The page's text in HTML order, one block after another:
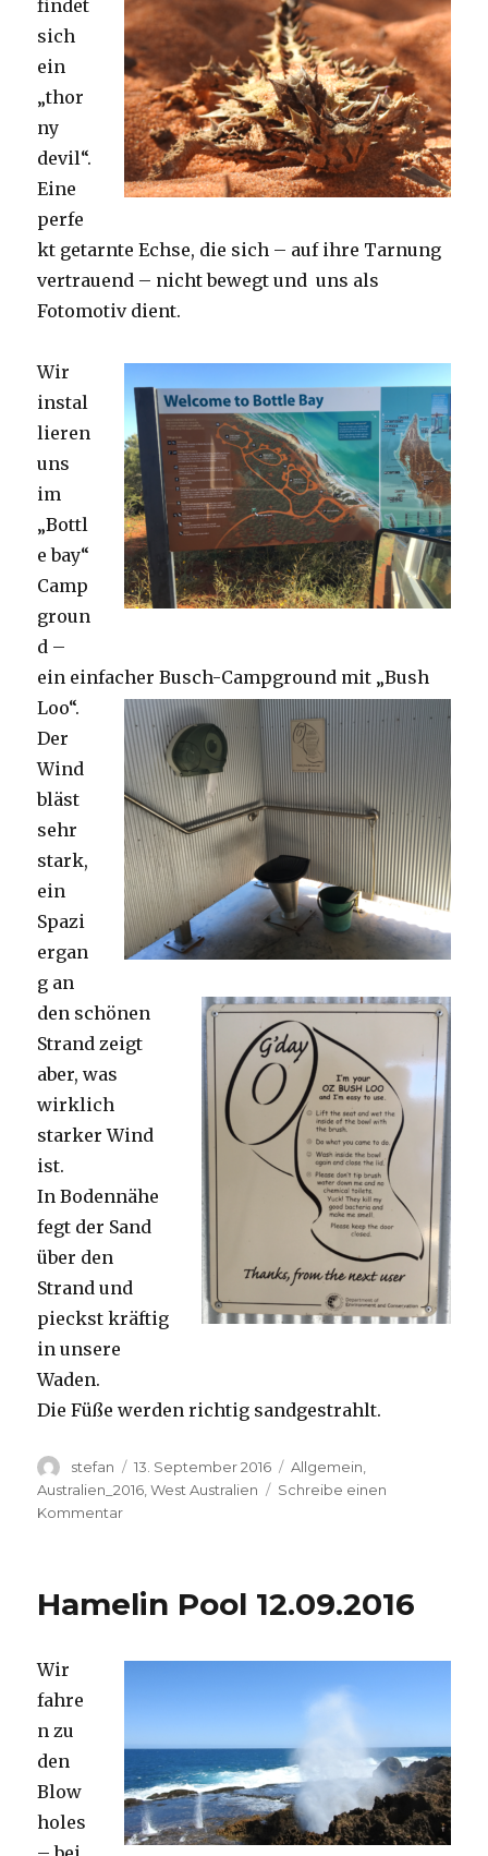
findet
sich
ein
„thor
ny
devil“.
Eine
perfe
kt getarnte Echse, die sich – auf ihre Tarnung
vertrauend – nicht bewegt und uns als
Fotomotiv dient.
Wir
instal
lieren
uns
im
„Bottl
e bay“
Camp
groun
d –
ein einfacher Busch-Campground mit „Bush
Loo“.
Der
Wind
bläst
sehr
stark,
ein
Spazi
ergan
g an
den schönen
Strand zeigt
aber, was
wirklich
starker Wind
ist.
In Bodennähe
fegt der Sand
über den
Strand und
pieckst kräftig
in unsere
Waden.
Die Füße werden richtig sandgestrahlt.
Autor
stefan
Veröffentlicht
am
13. September 2016 Kategorien
Allgemein
Australien_2016 ,West Australien
Schreibe einen
Kommentarzu
Hamelin Pool 12.09.2016
Wir
fahre
n zu
den
Blow
holes